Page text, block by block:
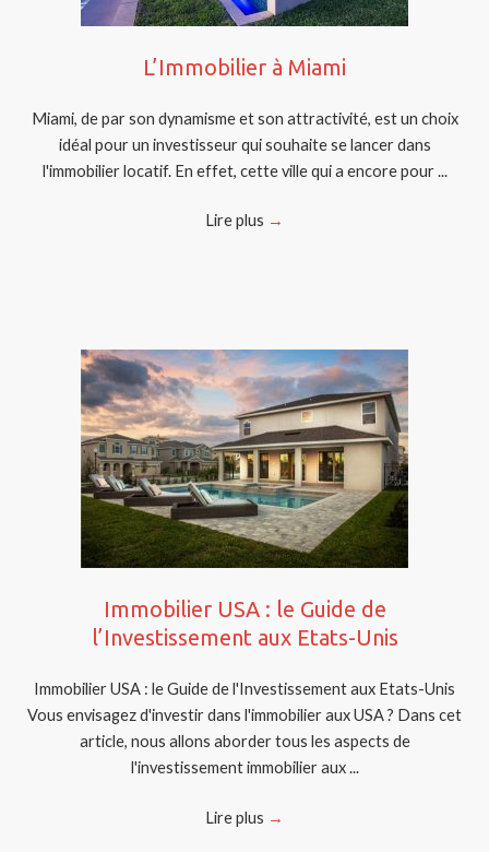
L’Immobilier à Miami
Miami, de par son dynamisme et son attractivité, est un choix
idéal pour un investisseur qui souhaite se lancer dans
l'immobilier locatif. En effet, cette ville qui a encore pour ...
Lire plus →
Immobilier USA : le Guide de
l’Investissement aux Etats-Unis
Immobilier USA : le Guide de l'Investissement aux Etats-Unis
Vous envisagez d'investir dans l'immobilier aux USA ? Dans cet
article, nous allons aborder tous les aspects de
l'investissement immobilier aux ...
Lire plus →